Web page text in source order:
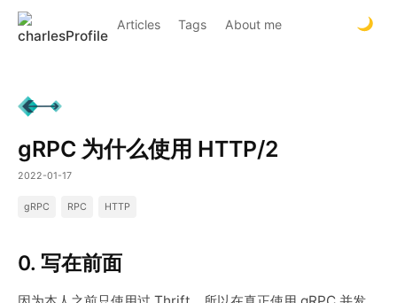
Articles Tags About me
gRPC 为什么使用 HTTP/2
2022-01-17
gRPC RPC HTTP
0. 写在前面